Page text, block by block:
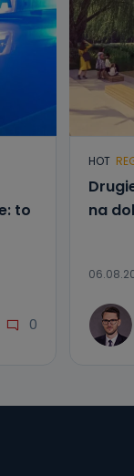
to
0
HOT
na